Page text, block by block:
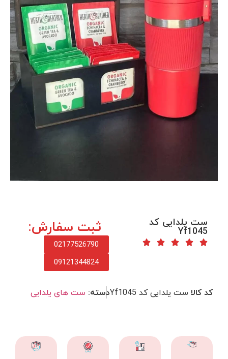
ست یلدایی کد
Yf1045 ثبت سفارش:
02177526790
09121344824
کد کالا ست یلدایی کد Yf1045 دسته: ست های یلدایی